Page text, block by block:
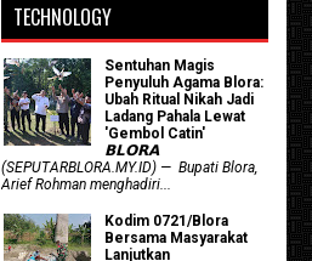
TECHNOLOGY
Sentuhan Magis
Penyuluh Agama Blora:
Ubah Ritual Nikah Jadi
Ladang Pahala Lewat
'Gembol Catin'
𝗕𝗟𝗢𝗥𝗔
(SEPUTARBLORA.MY.ID) — Bupati Blora,
Arief Rohman menghadiri...
Kodim 0721/Blora
Bersama Masyarakat
Lanjutkan